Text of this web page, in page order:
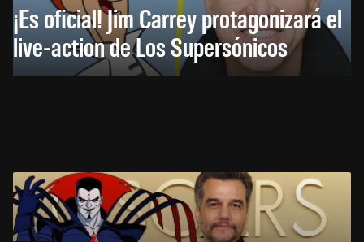
¡Es oficial! Jim Carrey protagonizará el
live-action de Los Supersónicos